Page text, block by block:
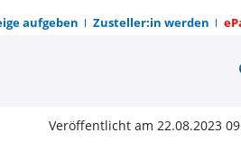
aufgeben Zusteller:in werden
Air |
Veröffentlicht am 22.08.2023